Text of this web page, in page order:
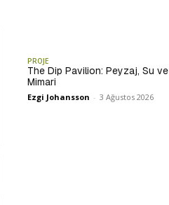
PROJE
The Dip Pavilion: Peyzaj, Su ve
Mimari
Ezgi Johansson - 3 Ağustos 2026